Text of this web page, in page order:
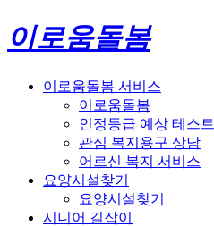
이로움돌봄
이로움돌봄 서비스
이로움돌봄
인정등급 예상 테스트
관심 복지용구 상담
어르신 복지 서비스
요양시설찾기
요양시설찾기
시니어 길잡이